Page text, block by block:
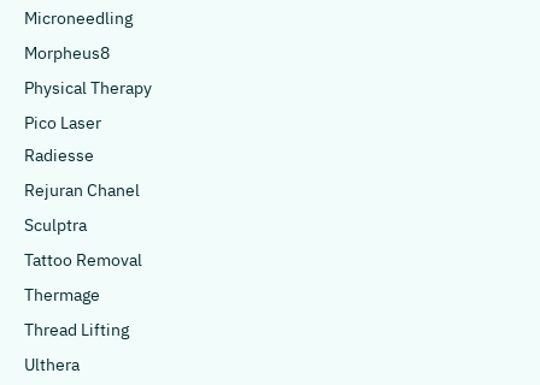
Microneedling
Morpheus8
Physical Therapy
Pico Laser
Radiesse
Rejuran Chanel
Sculptra
Tattoo Removal
Thermage
Thread Lifting
Ulthera